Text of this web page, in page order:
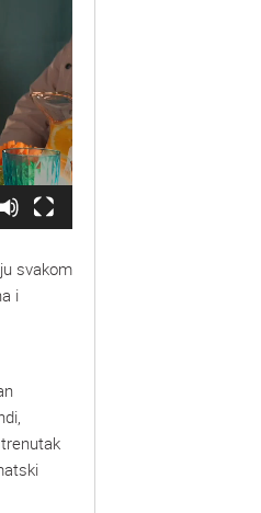
svakom
i